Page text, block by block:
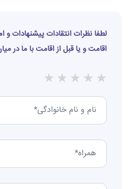
لطفا نظرات انتقادات پیشنهادات و
اقامت و یا قبل از اقامت با ما در
★
★
★
★
★